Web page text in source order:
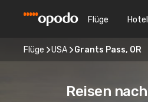
Flüge
Flüge USA Grants Pass, OR
Reisen